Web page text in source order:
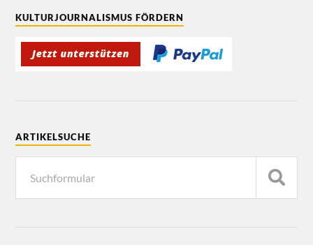
KULTURJOURNALISMUS FÖRDERN
ARTIKELSUCHE